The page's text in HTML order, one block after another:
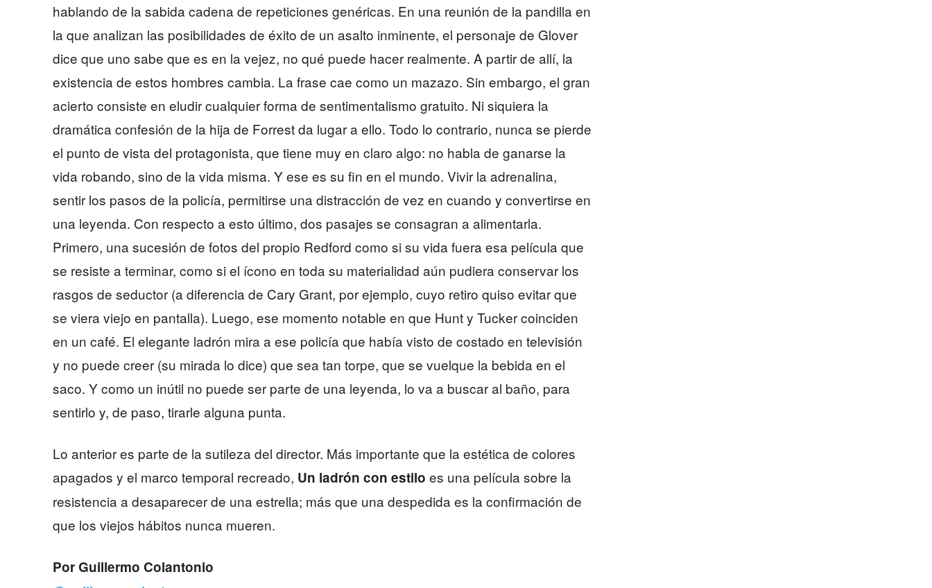
hablando de la sabida cadena de repeticiones genéricas. En una reunión de la pandilla en
la que analizan las posibilidades de éxito de un asalto inminente, el personaje de Glover
dice que uno sabe que es en la vejez, no qué puede hacer realmente. A partir de allí, la
existencia de estos hombres cambia. La frase cae como un mazazo. Sin embargo, el gran
acierto consiste en eludir cualquier forma de sentimentalismo gratuito. Ni siquiera la
dramática confesión de la hija de Forrest da lugar a ello. Todo lo contrario, nunca se pierde
el punto de vista del protagonista, que tiene muy en claro algo: no habla de ganarse la
vida robando, sino de la vida misma. Y ese es su fin en el mundo. Vivir la adrenalina,
sentir los pasos de la policía, permitirse una distracción de vez en cuando y convertirse en
una leyenda. Con respecto a esto último, dos pasajes se consagran a alimentarla.
Primero, una sucesión de fotos del propio Redford como si su vida fuera esa película que
se resiste a terminar, como si el ícono en toda su materialidad aún pudiera conservar los
rasgos de seductor (a diferencia de Cary Grant, por ejemplo, cuyo retiro quiso evitar que
se viera viejo en pantalla). Luego, ese momento notable en que Hunt y Tucker coinciden
en un café. El elegante ladrón mira a ese policía que había visto de costado en televisión
y no puede creer (su mirada lo dice) que sea tan torpe, que se vuelque la bebida en el
saco. Y como un inútil no puede ser parte de una leyenda, lo va a buscar al baño, para
sentirlo y, de paso, tirarle alguna punta.
Lo anterior es parte de la sutileza del director. Más importante que la estética de colores
apagados y el marco temporal recreado, Un ladrón con estilo es una película sobre la
resistencia a desaparecer de una estrella; más que una despedida es la confirmación de
que los viejos hábitos nunca mueren.
Por Guillermo Colantonio